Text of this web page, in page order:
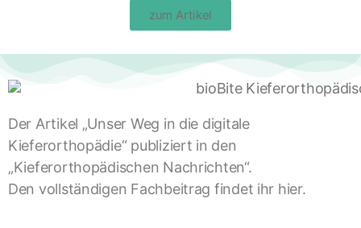
zum Artikel
Der Artikel „Unser Weg in die digitale
Kieferorthopädie“ publiziert in den
„Kieferorthopädischen Nachrichten“.
Den vollständigen Fachbeitrag findet ihr hier.